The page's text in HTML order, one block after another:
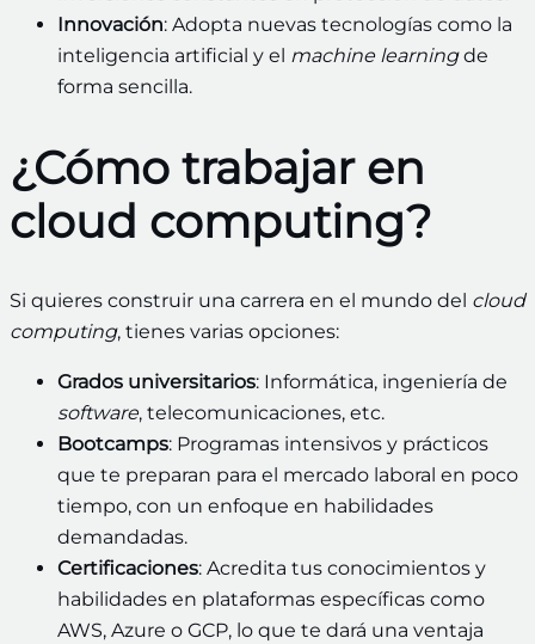
Innovación: Adopta nuevas tecnologías como la
inteligencia artificial y el machine learningde
forma sencilla.
¿Cómo trabajar en
cloud computing?
Si quieres construir una carrera en el mundo del cloud
computing, tienes varias opciones:
Grados universitarios: Informática, ingeniería de
software, telecomunicaciones, etc.
Bootcamps: Programas intensivos y prácticos
que te preparan para el mercado laboral en poco
tiempo, con un enfoque en habilidades
demandadas.
Certificaciones: Acredita tus conocimientos y
habilidades en plataformas específicas como
AWS, Azure o GCP, lo que te dará una ventaja